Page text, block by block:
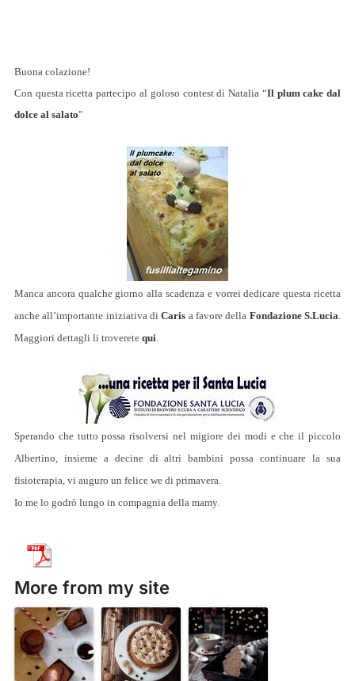
Buona colazione!
Con questa ricetta partecipo al goloso contest di Natalia “Il plum cake dal
dolce al salato”
Manca ancora qualche giorno alla scadenza e vorrei dedicare questa ricetta
anche all’importante iniziativa diCaris a favore della Fondazione S.Lucia
Maggiori dettagli li troverete qui
Sperando che tutto possa risolversi nel migiore dei modi e che il piccolo
Albertino, insieme a decine di altri bambini possa continuare la sua
fisioterapia, vi auguro un felice we di primavera.
Io me lo godrò lungo in compagnia della mamy.
More from my site